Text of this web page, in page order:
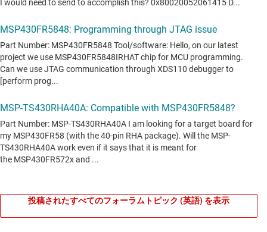
投稿されたすべてのフォーラムトピック (英語) を表示